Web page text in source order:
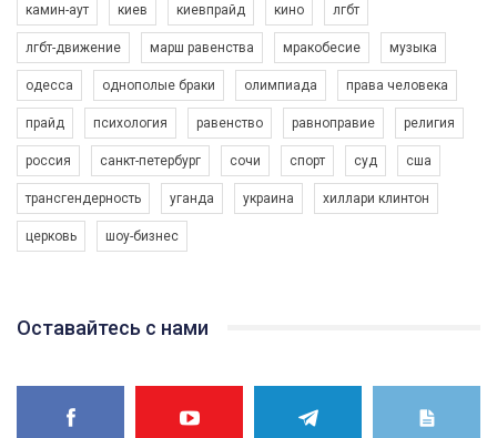
Зупинимо насильство проти ЛГБТ в Україні! Stop violence against LGBT in Ukraine!
6/30/2017
Емоційний та вражаючий промо-ролік на конкурс PACT, який
представляє програму "Гей-альянс Україна" з протидії
насильству проти ЛГБТ в Україні.
Ми просимо вашої підтримки, щоб реалізувати нашу
програму з боротьби з насильством проти ЛГБТ в Україні.
Якщо ти хочеш підтримати нас - просто натисни "лайк" під
best video, representing programme for the development of
We appeal to your support and ask to help us implement our plan
1.9K Просмотров • 226 Нравится • 5 Комментариев
камин-аут киев киевпрайд кино лгбт
лгбт-движение марш равенства мракобесие музыка
одесса однополые браки олимпиада права человека
прайд психология равенство равноправие религия
россия санкт-петербург сочи спорт суд сша
трансгендерность уганда украина хиллари клинтон
церковь шоу-бизнес
Оставайтесь с нами